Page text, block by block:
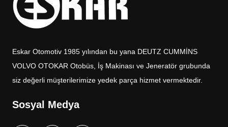
Eskar Otomotiv 1985 yılından bu yana DEUTZ CUMMİNS
VOLVO OTOKAR Otobüs, İş Makinası ve Jeneratör grubunda
siz değerli müşterilerimize yedek parça hizmet vermektedir.
Sosyal Medya